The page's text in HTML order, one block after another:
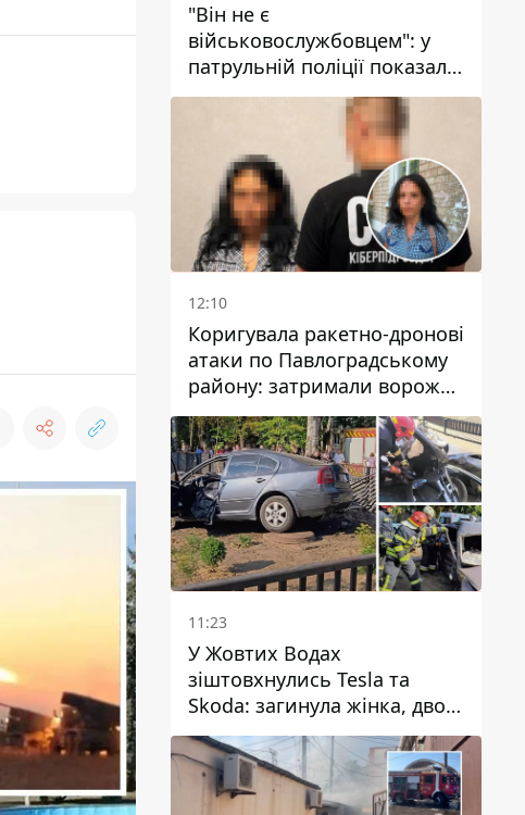
"Він не є
військовослужбовцем": у
патрульній поліції показали
відео конфлікту з чоловіком
без ноги на проспекті Поля
12:10
Коригувала ракетно-дронові
атаки по Павлоградському
району: затримали ворожу
агентку
11:23
У Жовтих Водах
зіштовхнулись Tesla та
Skoda: загинула жінка, двоє
людей постраждали